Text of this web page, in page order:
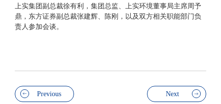
上实集团副总裁徐有利，集团总监、上实环境董事局主席周予
鼎，东方证券副总裁张建辉、陈刚，以及双方相关职能部门负
责人参加会谈。
Previous Next